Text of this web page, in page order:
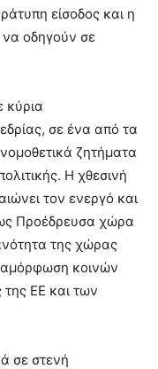
είσοδος και η
οδηγούν σε
κύρια
σε ένα από τα
ζητήματα
Η χθεσινή
τον ενεργό και
Προέδρευσα χώρα
της χώρας
κοινών
ΕΕ και των
σε στενή